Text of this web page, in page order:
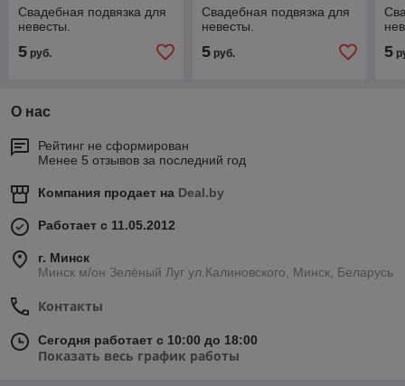
Свадебная подвязка для
невесты.
5 руб.
Свадебная подвязка для
невесты.
5руб. 5
О нас
Рейтинг не сформирован
Менее 5 отзывов за последний год
Компания продает на Deal.by
Работает с 11.05.2012
г. Минск
Минск м/он Зелёный Луг ул.Калиновского, Минск, Беларусь
Контакты
Сегодня работает с 10:00 до 18:00
Показать весь график работы